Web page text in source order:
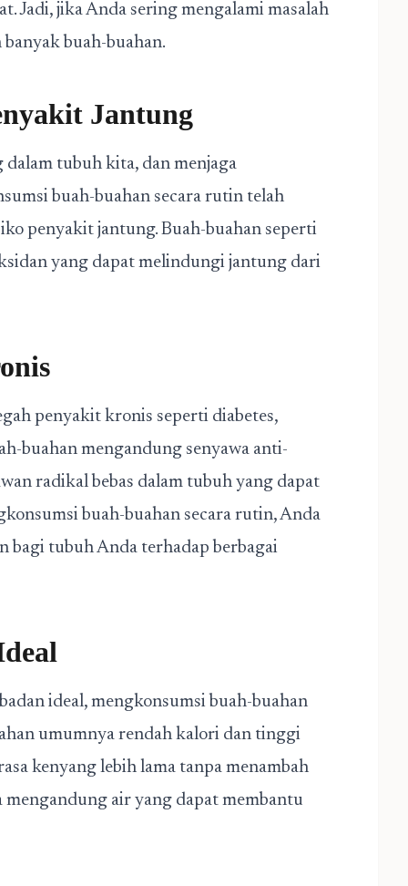
Jadi, jika Anda sering mengalami masalah
buah-buahan.
Jantung
tubuh kita, dan menjaga
buah-buahan secara rutin telah
penyakit jantung. Buah-buahan seperti
yang dapat melindungi jantung dari
penyakit kronis seperti diabetes,
buahan mengandung senyawa anti-
radikal bebas dalam tubuh yang dapat
buah-buahan secara rutin, Anda
bagi tubuh Anda terhadap berbagai
ideal, mengkonsumsi buah-buahan
umumnya rendah kalori dan tinggi
kenyang lebih lama tanpa menambah
air yang dapat membantu